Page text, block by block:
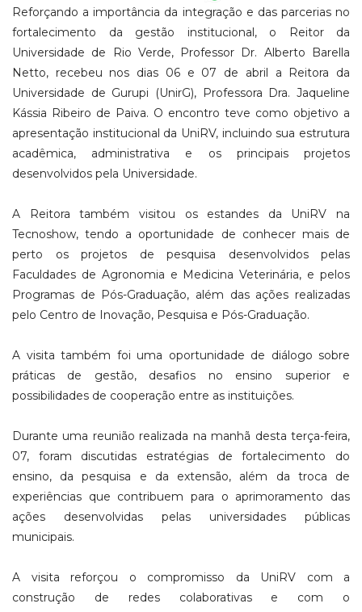
Reforçando a importância da integração e das parcerias no
fortalecimento da gestão institucional, o Reitor da
Universidade de Rio Verde, Professor Dr. Alberto Barella
Netto, recebeu nos dias 06 e 07 de abril a Reitora da
Universidade de Gurupi (UnirG), Professora Dra. Jaqueline
Kássia Ribeiro de Paiva. O encontro teve como objetivo a
apresentação institucional da UniRV, incluindo sua estrutura
acadêmica, administrativa e os principais projetos
desenvolvidos pela Universidade.
A Reitora também visitou os estandes da UniRV na
Tecnoshow, tendo a oportunidade de conhecer mais de
perto os projetos de pesquisa desenvolvidos pelas
Faculdades de Agronomia e Medicina Veterinária, e pelos
Programas de Pós-Graduação, além das ações realizadas
pelo Centro de Inovação, Pesquisa e Pós-Graduação.
A visita também foi uma oportunidade de diálogo sobre
práticas de gestão, desafios no ensino superior e
possibilidades de cooperação entre as instituições.
Durante uma reunião realizada na manhã desta terça-feira,
07, foram discutidas estratégias de fortalecimento do
ensino, da pesquisa e da extensão, além da troca de
experiências que contribuem para o aprimoramento das
ações desenvolvidas pelas universidades públicas
municipais.
A visita reforçou o compromisso da UniRV com a
construção de redes colaborativas e com o